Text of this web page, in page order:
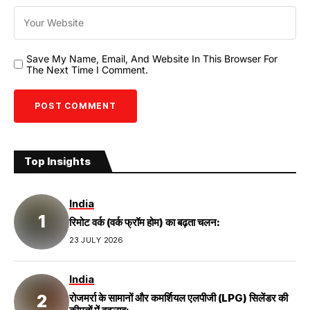
Save My Name, Email, And Website In This Browser For
The Next Time I Comment.
Top Insights
India
रिमोट वर्क (वर्क फ्रॉम होम) का बढ़ता चलन:
23 JULY 2026
India
रोजमर्रा के सामानों और कमर्शियल एलपीजी (LPG) सिलेंडर की